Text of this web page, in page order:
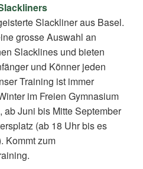
Slackliner aus Basel.
grosse Auswahl an
Slacklines und bieten
und Könner jeden
Training ist immer
im Freien Gymnasium
ab Juni bis Mitte September
(ab 18 Uhr bis es
Kommt zum